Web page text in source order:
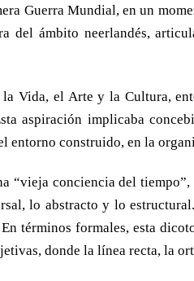
Guerra Mundial, en un
del ámbito neerlandés,
Vida, el Arte y la Cultura,
aspiración implicaba
construido, en la
conciencia del
lo abstracto y lo
términos formales, esta
donde la línea recta, la